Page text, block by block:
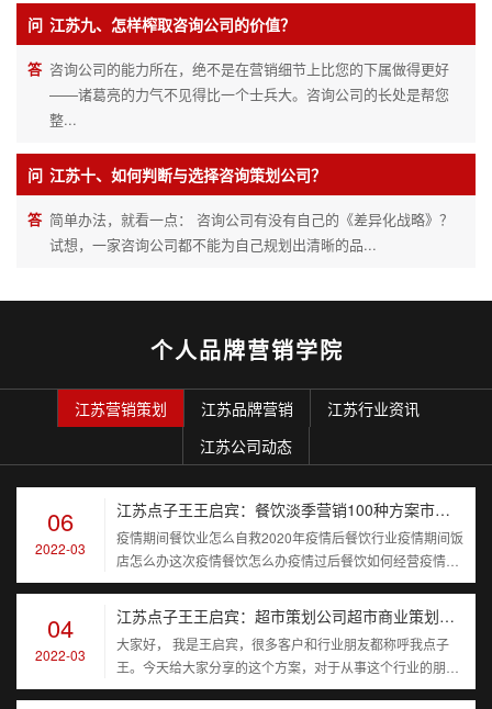
问 江苏九、怎样榨取咨询公司的价值？
答 咨询公司的能力所在，绝不是在营销细节上比您的下属做得更好
——诸葛亮的力气不见得比一个士兵大。咨询公司的长处是帮您
整...
问 江苏十、如何判断与选择咨询策划公司？
答 简单办法，就看一点： 咨询公司有没有自己的《差异化战略》？
试想，一家咨询公司都不能为自己规划出清晰的品...
个人品牌营销学院
江苏营销策划 江苏品牌营销
江苏行业资讯
江苏公司动态
06
2022-03
江苏点子王王启宾：餐饮淡季营销100种方案市场推广课程让顾客进店的100条方法
疫情期间餐饮业怎么自救2020年疫情后餐饮行业疫情期间饭
店怎么办这次疫情餐饮怎么办疫情过后餐饮如何经营疫情后
餐饮业该如何...
04
2022-03
江苏点子王王启宾：超市策划公司超市商业策划书【超市方案】建立一个超市的顾客群
大家好， 我是王启宾，很多客户和行业朋友都称呼我点子
王。今天给大家分享的这个方案，对于从事这个行业的朋友
来说，如果你们用...